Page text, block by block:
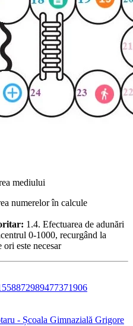
mediului
numerelor în calcule
1.4. Efectuarea de adunări
0-1000, recurgând la
ori este necesar
- Școala Gimnazială Grigore